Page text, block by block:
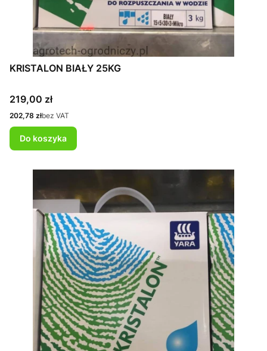
KRISTALON BIAŁY 25KG
Cena
219,00 zł
Cena
202,78 złbez VAT
Do koszyka